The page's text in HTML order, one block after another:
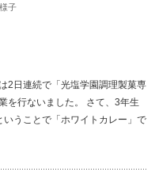
子
2日連続で「光塩学園調理製菓専
を行ないました。 さて、3年生
うことで「ホワイトカレー」で